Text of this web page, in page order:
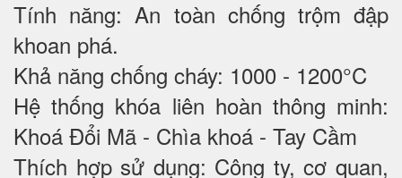
Tính năng: An toàn chống trộm đập
khoan phá.
Khả năng chống cháy: 1000 - 1200°C
Hệ thống khóa liên hoàn thông minh:
Khoá Đổi Mã - Chìa khoá - Tay Cầm
Thích hợp sử dụng: Công ty, cơ quan,